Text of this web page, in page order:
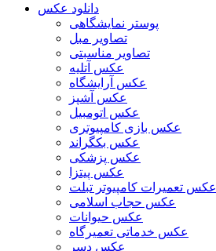
دانلود عکس
پوستر نمایشگاهی
تصاویر مبل
تصاویر مناسبتی
عکس آتلیه
عکس آرایشگاه
عکس آشپز
عکس اتومبیل
عکس بازی کامپیوتری
عکس بکگراند
عکس پزشکی
عکس پیتزا
عکس تعمیرات کامپیوتر تبلت
عکس حجاب اسلامی
عکس حیوانات
عکس خدماتی تعمیرگاه
عکس دسر